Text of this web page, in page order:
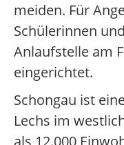
meiden. Für
Schülerinnen
Anlaufstelle am
eingerichtet.
Schongau ist
Lechs im